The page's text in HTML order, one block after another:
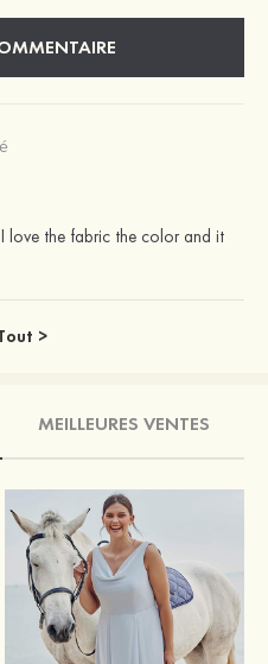
I love the fabric the color and it
>
MEILLEURES VENTES